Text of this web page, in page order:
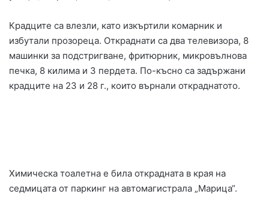
Крадците са влезли, като изкъртили комарник и
избутали прозореца. Откраднати са два телевизора, 8
машинки за подстригване, фритюрник, микровълнова
печка, 8 килима и 3 пердета. По-късно са задържани
крадците на 23 и 28 г., които върнали откраднатото.
Химическа тоалетна е била открадната в края на
седмицата от паркинг на автомагистрала „Марица“.